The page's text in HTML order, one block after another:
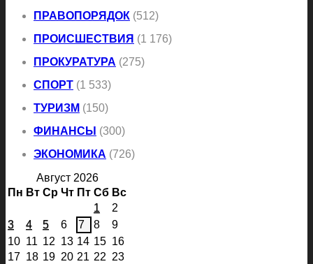
ПРАВОПОРЯДОК (512)
ПРОИСШЕСТВИЯ (1 176)
ПРОКУРАТУРА (275)
СПОРТ (1 533)
ТУРИЗМ (150)
ФИНАНСЫ (300)
ЭКОНОМИКА (726)
Август 2026
Пн Вт Ср Чт Пт Сб Вс
1
2
3
4 5 6 7 8
9
10 11 12 13 14 15 16
17 18 19 20 21 22 23